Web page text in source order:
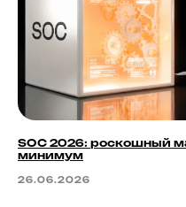
SOC 2026: роскошный
минимум
26.06.2026